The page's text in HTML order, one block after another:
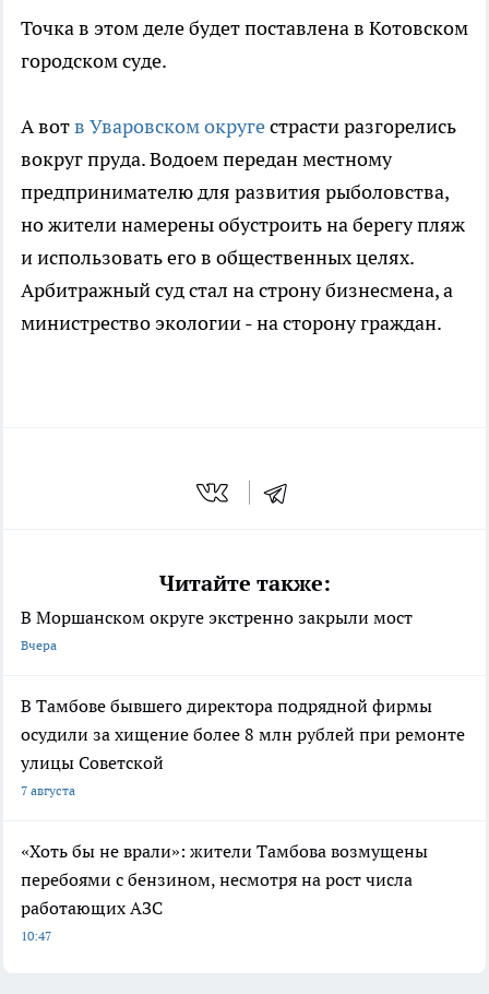
Точка в этом деле будет поставлена в Котовском
городском суде.
А вотв Уваровском округестрасти разгорелись
вокруг пруда. Водоем передан местному
предпринимателю для развития рыболовства,
но жители намерены обустроить на берегу пляж
и использовать его в общественных целях.
Арбитражный суд стал на строну бизнесмена, а
министрество экологии - на сторону граждан.
Читайте также:
В Моршанском округе экстренно закрыли мост
Вчера
В Тамбове бывшего директора подрядной фирмы
осудили за хищение более 8 млн рублей при ремонте
улицы Советской
7 августа
«Хоть бы не врали»: жители Тамбова возмущены
перебоями с бензином, несмотря на рост числа
работающих АЗС
10:47